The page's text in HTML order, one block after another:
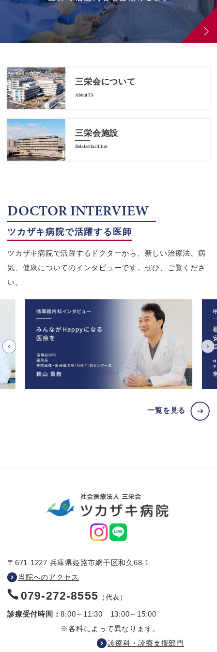
三栄会について
About Us
三栄会施設
Related facilities
DOCTOR INTERVIEW
ツカザキ病院で活躍する医師
ツカザキ病院で活躍するドクターから、新しい治療法、病
気、健康についてのインタビューです。ぜひ、ご覧くださ
い。
一覧を見る
〒671-1227 兵庫県姫路市網干区和久68-1
当院へのアクセス
079-272-8555 （代表）
診療受付時間：8:00～11:30 13:00～15:00
※各科によって異なります。
診療科・診療支援部門